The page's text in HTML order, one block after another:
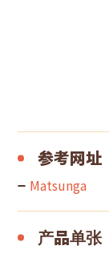
参考网址
Matsunga
产品单张